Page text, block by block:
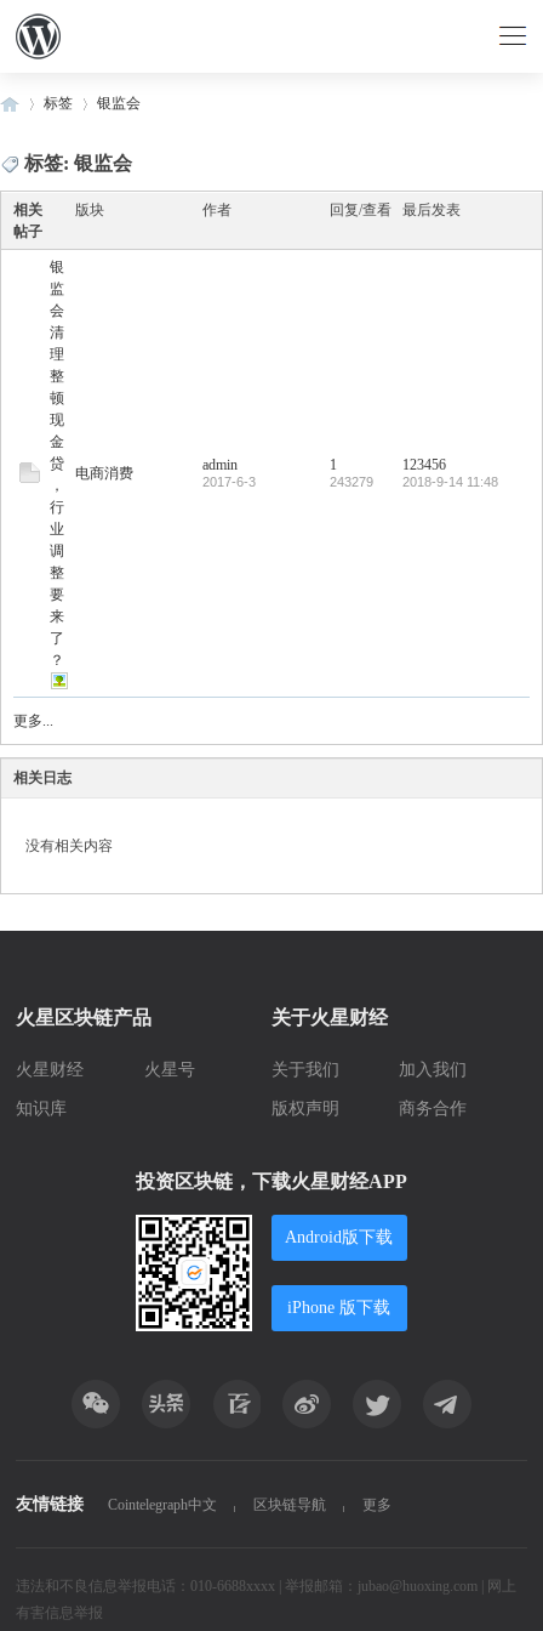
›
标签
›
银监会
标签: 银监会
相关
帖子
版块 作者 回复/查看 最后发表
银
监
会
清
理
整
顿
现
金
贷
，
行
业
调
整
要
来
了
？
电商消费 admin
2017-6-3
1
243279
123456
2018-9-14 11:48
更多...
相关日志
没有相关内容
火星区块链产品
火星财经 火星号
知识库
关于火星财经
关于我们 加入我们
版权声明 商务合作
投资区块链，下载火星财经APP
Android版下载
iPhone 版下载
友情链接 Cointelegraph中文 区块链导航 更多
违法和不良信息举报电话：010-6688xxxx | 举报邮箱：jubao@huoxing.com |
网上
有害信息举报